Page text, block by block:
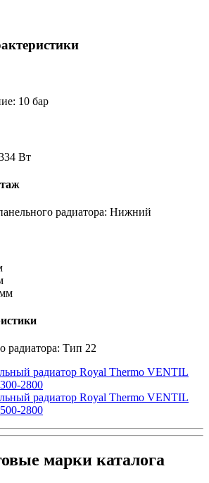
10 бар
Вт
радиатора: Нижний
радиатора: Тип 22
радиатор Royal Thermo VENTIL
2800
радиатор Royal Thermo VENTIL
2800
марки каталога